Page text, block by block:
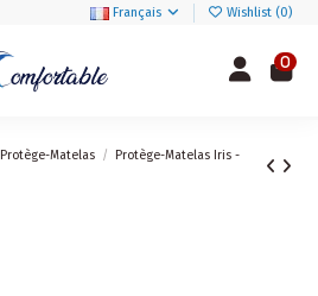
Français Wishlist (0)
0
Protège-Matelas
Protège-Matelas Iris -